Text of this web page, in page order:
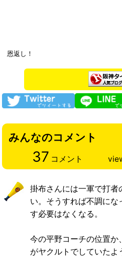
恩返し！
みんなのコメント
37 コメント
掛布さんには一軍で打者
い。そうすれば不調にな
す必要はなくなる。
今の平野コーチの位置
がヤクルトでしていたよ